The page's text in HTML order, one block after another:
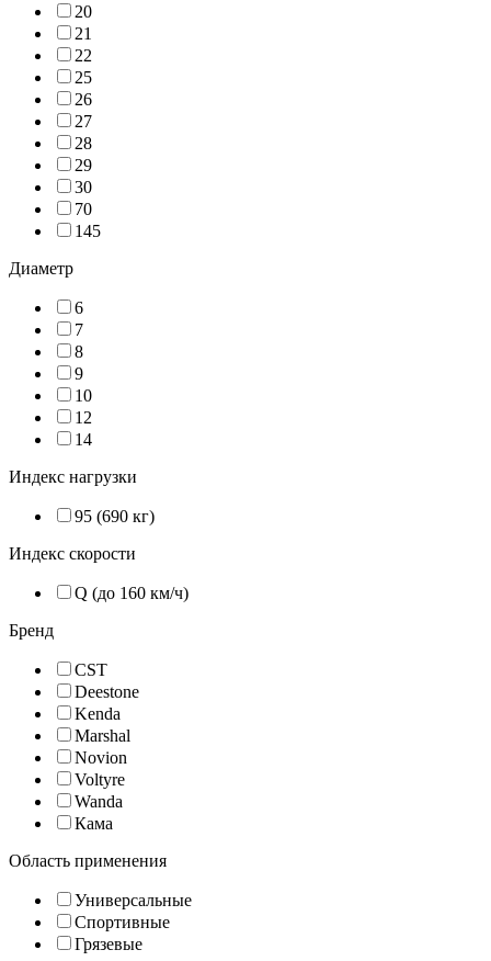
20
21
22
25
26
27
28
29
30
70
145
Диаметр
6
7
8
9
10
12
14
Индекс нагрузки
95 (690 кг)
Индекс скорости
Q (до 160 км/ч)
Бренд
CST
Deestone
Kenda
Marshal
Novion
Voltyre
Wanda
Кама
Область применения
Универсальные
Спортивные
Грязевые